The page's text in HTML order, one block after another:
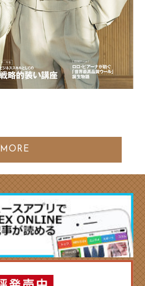
MORE